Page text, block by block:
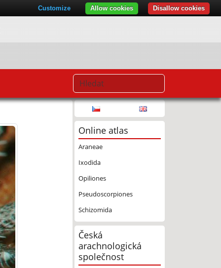
Online atlas
Araneae
Ixodida
Opiliones
Pseudoscorpiones
Schizomida
Česká
arachnologická
společnost
Disallow cookies
Allow cookies
Customize